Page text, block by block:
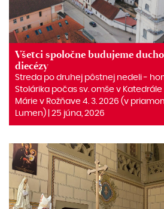
Všetci spoločne budujeme
diecézy
Streda po druhej pôstnej nedeli ‒
Stolárika počas sv. omše v
Márie v Rožňave 4. 3. 2026 (v
Lumen) | 25 júna, 2026